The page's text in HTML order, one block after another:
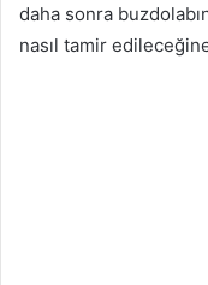
daha sonra
nasıl tamir